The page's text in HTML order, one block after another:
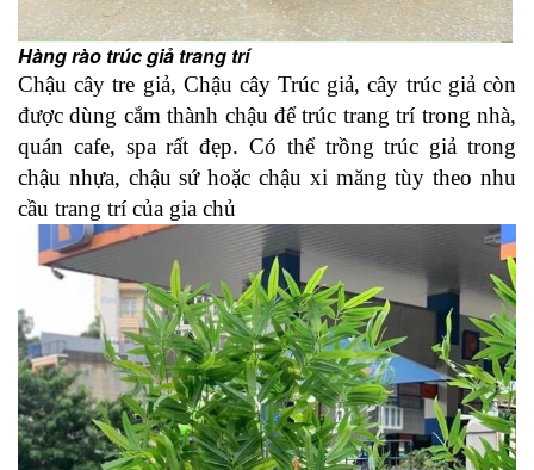
Hàng rào trúc giả trang trí
Chậu cây tre giả, Chậu cây Trúc giả, cây trúc giả còn
được dùng cắm thành chậu để trúc trang trí trong nhà,
quán cafe, spa rất đẹp. Có thể trồng trúc giả trong
chậu nhựa, chậu sứ hoặc chậu xi măng tùy theo nhu
cầu trang trí của gia chủ